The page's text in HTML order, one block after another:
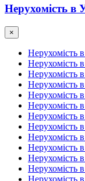
Нерухомість в
×
Нерухомість
Нерухомість
Нерухомість
Нерухомість
Нерухомість
Нерухомість в
Нерухомість в
Нерухомість в
Нерухомість
Нерухомість
Нерухомість в
Нерухомість
Нерухомість